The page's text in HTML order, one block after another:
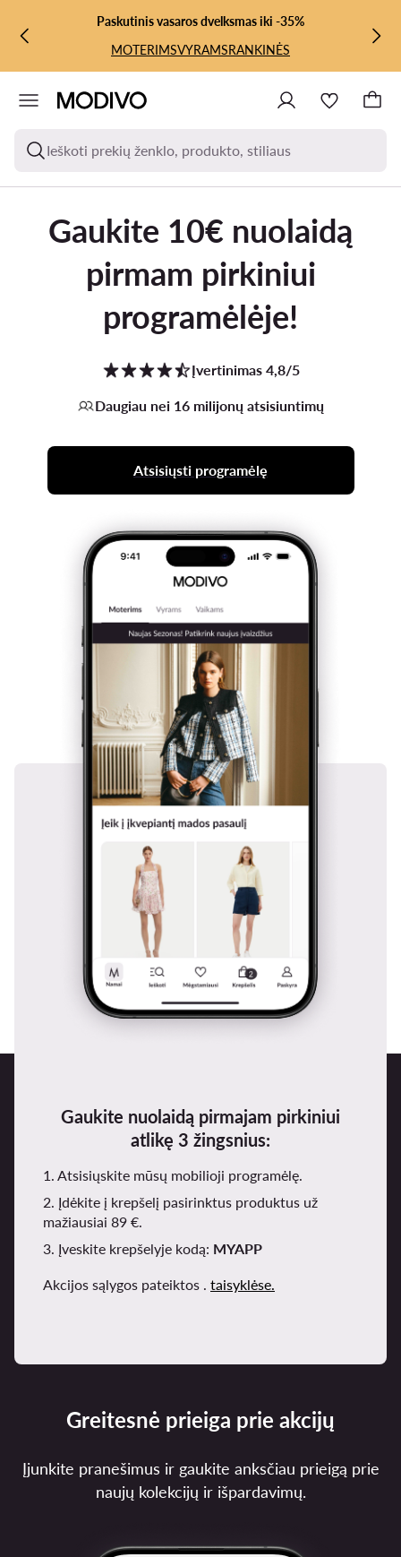
PEREITI PRIE PAGRINDINIO TURINIO
PEREITI Į PAIEŠKĄPaskutinis vasaros dvelksmas iki -35%
MOTERIMSVYRAMSRANKINĖS
Ieškoti prekių ženklo, produkto, stiliaus
Gaukite 10€ nuolaidą
pirmam pirkiniui
programėlėje!
Įvertinimas 4,8/5
Daugiau nei 16 milijonų atsisiuntimų
Atsisiųsti programėlę
Gaukite nuolaidą pirmajam pirkiniui
atlikę 3 žingsnius:
1. Atsisiųskite mūsų mobilioji programėlę.
2. Įdėkite į krepšelį pasirinktus produktus už
mažiausiai 89 €.
3. Įveskite krepšelyje kodą: MYAPP
Akcijos sąlygos pateiktos . taisyklėse.
Greitesnė prieiga prie akcijų
Įjunkite pranešimus ir gaukite anksčiau prieigą prie
naujų kolekcijų ir išpardavimų.